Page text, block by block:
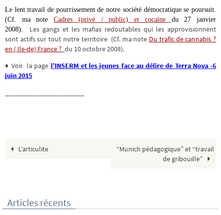
Le lent travail de pourrissement de notre société démocratique se poursuit.
(Cf. ma noteCadres (privé / public) et cocaïne
du 27 janvier
2008).
Les gangs et les mafias redoutables qui les approvisionnent
sont actifs sur tout notre territoire (Cf. ma note Du trafic de cannabis ?
en ( Ile-de) France ? du 10 octobre 2008).
♦ Voir la page l’INSERM et les jeunes face au délire de Terra Nova -6
juin 2015
L’articulite
“Munich pédagogique” et “travail
de gribouille”
Articles récents